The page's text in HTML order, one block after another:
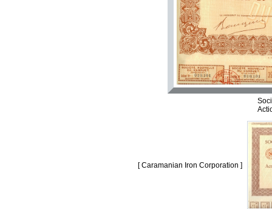
[ Caramanian Iron Corporation ]